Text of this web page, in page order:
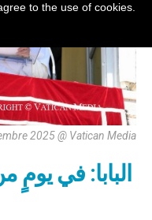
2025 @ Vatican Media
البابا: في
to the use of cookies.